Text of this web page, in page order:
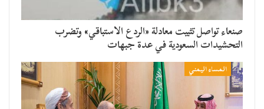
صنعاء تواصل تثبيت معادلة «الردع الاستباقي» وتضرب
التحشيدات السعودية في عدة جبهات
المساء اليمني